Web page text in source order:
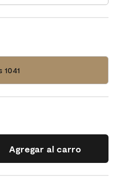
1041
Agregar al carro